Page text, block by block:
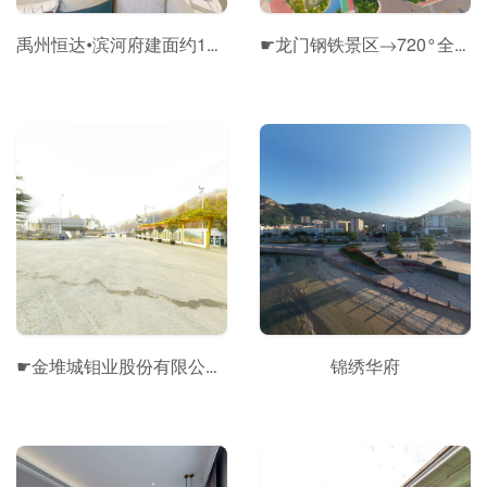
禹州恒达•滨河府建面约120㎡B6户型 ☛龙门钢铁景区→720°全景展示
☛金堆城钼业股份有限公司VR® 锦绣华府